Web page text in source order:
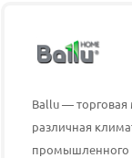
Ballu — торговая
различная
промышленного